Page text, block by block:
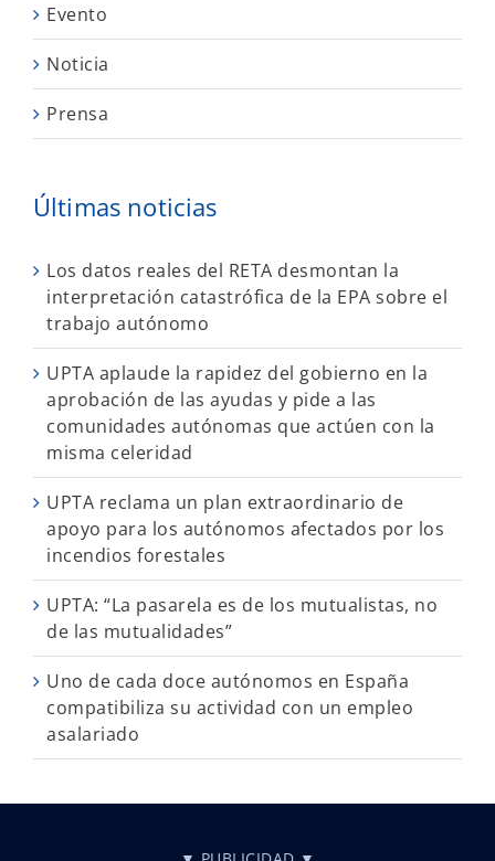
Evento
Noticia
Prensa
Últimas noticias
Los datos reales del RETA desmontan la
interpretación catastrófica de la EPA sobre el
trabajo autónomo
UPTA aplaude la rapidez del gobierno en la
aprobación de las ayudas y pide a las
comunidades autónomas que actúen con la
misma celeridad
UPTA reclama un plan extraordinario de
apoyo para los autónomos afectados por los
incendios forestales
UPTA: “La pasarela es de los mutualistas, no
de las mutualidades”
Uno de cada doce autónomos en España
compatibiliza su actividad con un empleo
asalariado